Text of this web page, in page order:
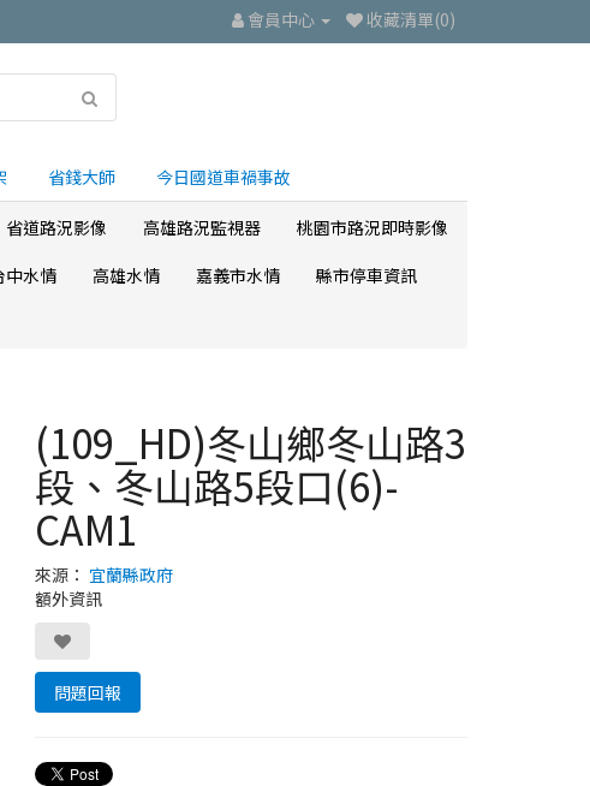
會員中心 收藏清單(0)
省錢大師 今日國道車禍事故
省道路況影像 高雄路況監視器
桃園市路況即時影像
中水情 高雄水情 嘉義市水情
縣市停車資訊
(109_HD)冬山鄉冬山路3
段、冬山路5段口(6)-
CAM1
來源： 宜蘭縣政府
額外資訊
問題回報